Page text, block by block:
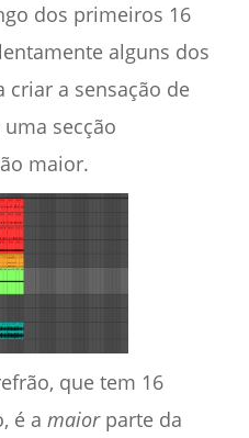
dos primeiros 16
alguns dos
a sensação de
secção
maior.
que tem 16
é a maiorparte da